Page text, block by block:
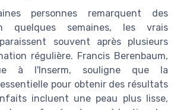
personnes remarquent des
quelques semaines, les vrais
souvent après plusieurs
régulière. Francis Berenbaum,
à l'Inserm, souligne que la
pour obtenir des résultats
incluent une peau plus lisse,